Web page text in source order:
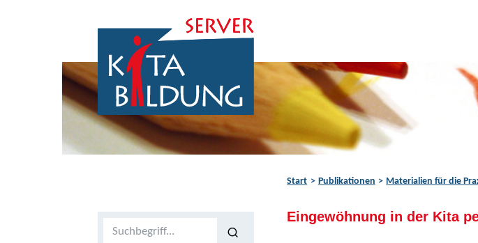
Start Publikationen Materialien für die
Volltextsuche
Eingewöhnung in der Kita